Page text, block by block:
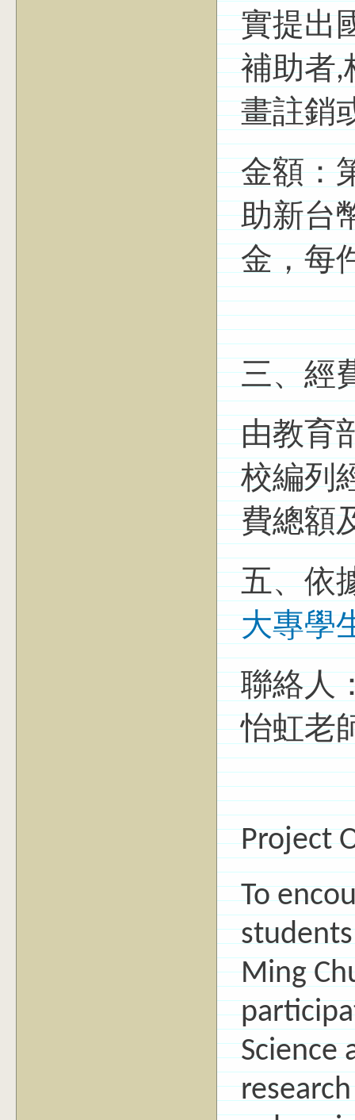
實提出
補助者,
畫註銷
金額：
助新台
金，每
三、經
由教育
校編列
費總額
五、依
大專學
聯絡人
怡虹老
Project
To
Ming
Science